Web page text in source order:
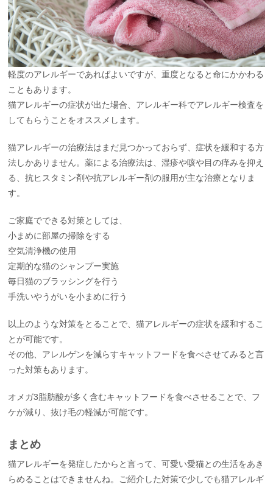
軽度のアレルギーであればよいですが、重度となると命にかかわる
こともあります。
猫アレルギーの症状が出た場合、アレルギー科でアレルギー検査を
してもらうことをオススメします。
猫アレルギーの治療法はまだ見つかっておらず、症状を緩和する方
法しかありません。薬による治療法は、湿疹や咳や目の痒みを抑え
る、抗ヒスタミン剤や抗アレルギー剤の服用が主な治療となりま
す。
ご家庭でできる対策としては、
小まめに部屋の掃除をする
空気清浄機の使用
定期的な猫のシャンプー実施
毎日猫のブラッシングを行う
手洗いやうがいを小まめに行う
以上のような対策をとることで、猫アレルギーの症状を緩和するこ
とが可能です。
その他、アレルゲンを減らすキャットフードを食べさせてみると言
った対策もあります。
オメガ3脂肪酸が多く含むキャットフードを食べさせることで、フ
ケが減り、抜け毛の軽減が可能です。
まとめ
猫アレルギーを発症したからと言って、可愛い愛猫との生活をあき
らめることはできませんね。ご紹介した対策で少しでも猫アレルギ